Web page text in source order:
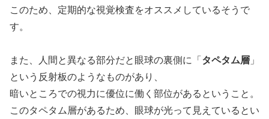
このため、定期的な視覚検査をオススメしているそうで
す。
また、人間と異なる部分だと眼球の裏側に「タペタム層 」
という反射板のようなものがあり、
暗いところでの視力に優位に働く部位があるということ。
このタペタム層があるため、眼球が光って見えているとい